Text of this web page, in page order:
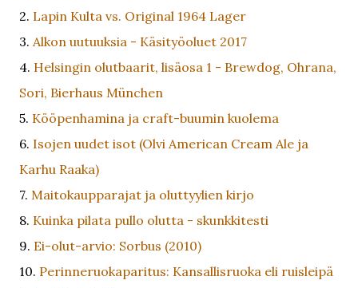
2. Lapin Kulta vs. Original 1964 Lager
3. Alkon uutuuksia - Käsityöoluet 2017
4. Helsingin olutbaarit, lisäosa 1 - Brewdog, Ohrana,
Sori, Bierhaus München
5. Kööpenhamina ja craft-buumin kuolema
6. Isojen uudet isot (Olvi American Cream Ale ja
Karhu Raaka)
7. Maitokaupparajat ja oluttyylien kirjo
8. Kuinka pilata pullo olutta - skunkkitesti
9. Ei-olut-arvio: Sorbus (2010)
10. Perinneruokaparitus: Kansallisruoka eli ruisleipä